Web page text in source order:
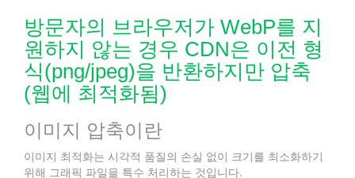
방문자의 브라우저가 WebP를 지
원하지 않는 경우 CDN은 이전 형
식(png/jpeg)을 반환하지만 압축
(웹에 최적화됨)
이미지 압축이란
이미지 최적화는 시각적 품질의 손실 없이 크기를 최소화하기
위해 그래픽 파일을 특수 처리하는 것입니다.